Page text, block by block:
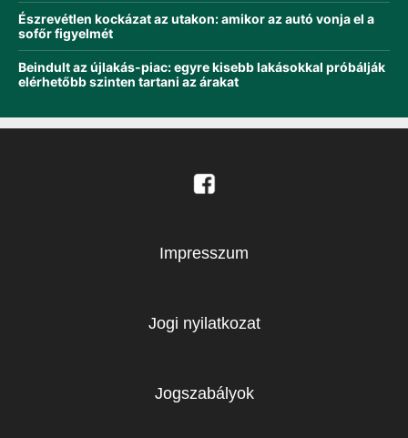
Észrevétlen kockázat az utakon: amikor az autó vonja el a
sofőr figyelmét
Beindult az újlakás-piac: egyre kisebb lakásokkal próbálják
elérhetőbb szinten tartani az árakat
Impresszum
Jogi nyilatkozat
Jogszabályok